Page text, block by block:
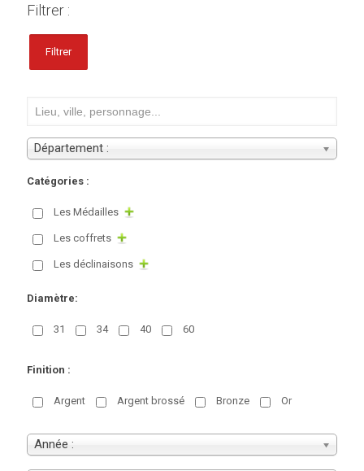
Filtrer :
Filtrer
Département :
Catégories :
Les Médailles
Les coffrets
Les déclinaisons
Diamètre:
31 34 40 60
Finition :
Argent Argent brossé Bronze Or
Année :